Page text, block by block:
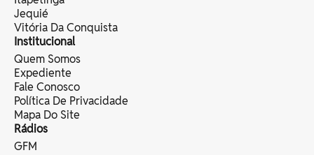
Jequié
Vitória Da Conquista
Institucional
Quem Somos
Expediente
Fale Conosco
Política De Privacidade
Mapa Do Site
Rádios
GFM